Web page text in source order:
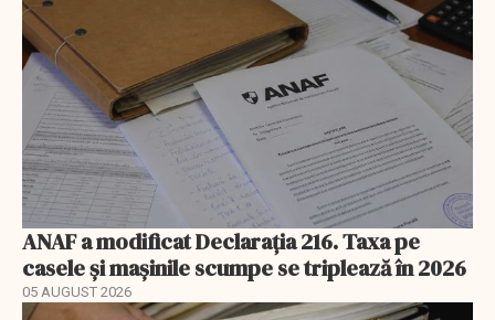
ANAF a modificat Declarația 216. Taxa pe
casele și mașinile scumpe se triplează în 2026
05 AUGUST 2026